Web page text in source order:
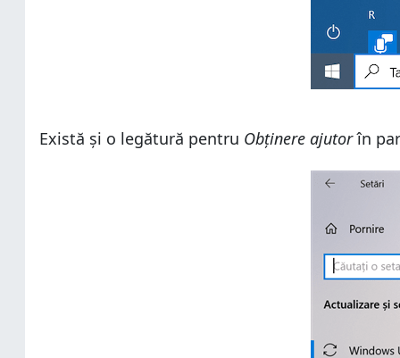
Există și o legătură pentru Obținere ajutorîn